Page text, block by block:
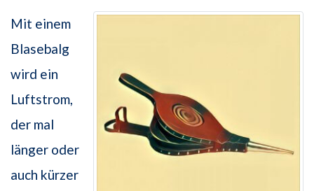
Mit einem
Blasebalg
wird ein
Luftstrom,
der mal
länger oder
auch kürzer